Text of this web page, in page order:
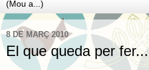
8 DE MARÇ 2010
El que queda per fer...